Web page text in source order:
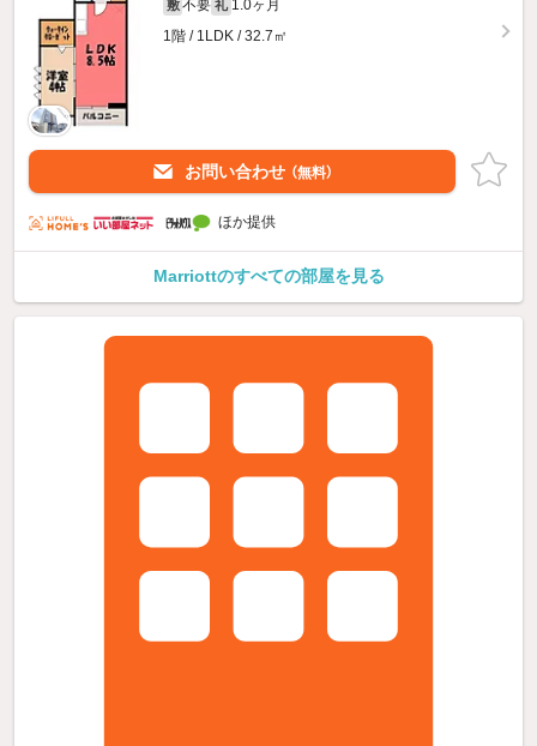
敷 不要 礼 1.0ヶ月
1階 / 1LDK / 32.7㎡
お問い合わせ （無料）
ほか提供
Marriottのすべての部屋を見る